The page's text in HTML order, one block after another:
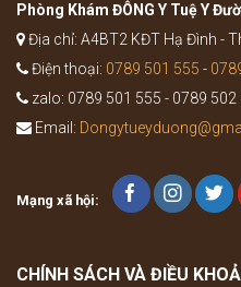
Phòng Khám ĐÔNG Y Tuệ Y
Địa chỉ: A4BT2 KĐT Hạ Đình -
Điện thoại: 0789 501 555 -
zalo: 0789 501 555 - 0789
Email:
Mạng xã hội:
CHÍNH SÁCH VÀ ĐIỀU